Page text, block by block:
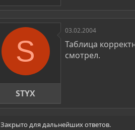
S
STYX
03.02.2004
Таблица
смотрел.
Закрыто для дальнейших ответов.